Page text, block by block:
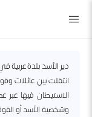
دير الأسد بلدة عربية
انتقلت بين عائلات
الاستيطان فيها عبر
وشخصية الأسد أو